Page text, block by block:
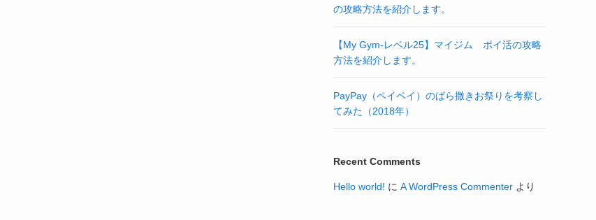
の攻略方法を紹介します。
【My Gym-レベル25】マイジム ポイ活の攻略
方法を紹介します。
PayPay（ペイペイ）のばら撒きお祭りを考察し
てみた（2018年）
Recent Comments
Hello world! に A WordPress Commenter より